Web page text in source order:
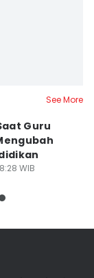
See More
Guru
WIB